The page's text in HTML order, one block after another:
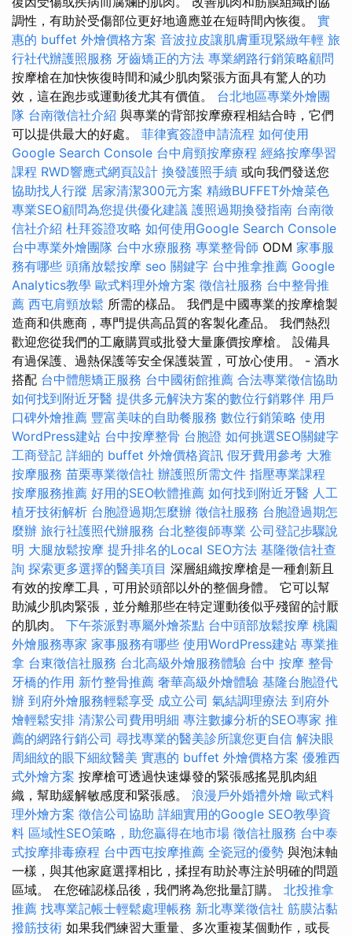
調性，有助於受傷部位更好地適應並在短時間內恢復。 實
惠的 buffet 外燴價格方案 音波拉皮讓肌膚重現緊緻年輕 旅
行社代辦護照服務 牙齒矯正的方法 專業網路行銷策略顧問
按摩槍在加快恢復時間和減少肌肉緊張方面具有驚人的功
效，這在跑步或運動後尤其有價值。 台北地區專業外燴團
隊 台南徵信社介紹 與專業的背部按摩療程相結合時，它們
可以提供最大的好處。 菲律賓簽證申請流程 如何使用
Google Search Console 台中肩頸按摩療程 經絡按摩學習
課程 RWD響應式網頁設計 換發護照手續 或向我們發送您
協助找人行蹤 居家清潔300元方案 精緻BUFFET外燴菜色
專業SEO顧問為您提供優化建議 護照過期換發指南 台南徵
信社介紹 杜拜簽證攻略 如何使用Google Search Console
台中專業外燴團隊 台中水療服務 專業整骨師 ODM 家事服
務有哪些 頭痛放鬆按摩 seo 關鍵字 台中推拿推薦 Google
Analytics教學 歐式料理外燴方案 徵信社服務 台中整骨推
薦 西屯肩頸放鬆 所需的樣品。 我們是中國專業的按摩槍製
造商和供應商，專門提供高品質的客製化產品。 我們熱烈
歡迎您從我們的工廠購買或批發大量廉價按摩槍。 設備具
有過保護、過熱保護等安全保護裝置，可放心使用。 - 酒水
搭配 台中體態矯正服務 台中國術館推薦 合法專業徵信協助
如何找到附近牙醫 提供多元解決方案的數位行銷夥伴 用戶
口碑外燴推薦 豐富美味的自助餐服務 數位行銷策略 使用
WordPress建站 台中按摩整骨 台胞證 如何挑選SEO關鍵字
工商登記 詳細的 buffet 外燴價格資訊 假牙費用參考 大雅
按摩服務 苗栗專業徵信社 辦護照所需文件 指壓專業課程
按摩服務推薦 好用的SEO軟體推薦 如何找到附近牙醫 人工
植牙技術解析 台胞證過期怎麼辦 徵信社服務 台胞證過期怎
麼辦 旅行社護照代辦服務 台北整復師專業 公司登記步驟說
明 大腿放鬆按摩 提升排名的Local SEO方法 基隆徵信社查
詢 探索更多選擇的醫美項目 深層組織按摩槍是一種創新且
有效的按摩工具，可用於頭部以外的整個身體。 它可以幫
助減少肌肉緊張，並分離那些在特定運動後似乎殘留的討厭
的肌肉。 下午茶派對專屬外燴茶點 台中頭部放鬆按摩 桃園
外燴服務專家 家事服務有哪些 使用WordPress建站 專業推
拿 台東徵信社服務 台北高級外燴服務體驗 台中 按摩 整骨
牙橋的作用 新竹整骨推薦 奢華高級外燴體驗 基隆台胞證代
辦 到府外燴服務輕鬆享受 成立公司 氣結調理療法 到府外
燴輕鬆安排 清潔公司費用明細 專注數據分析的SEO專家 推
薦的網路行銷公司 尋找專業的醫美診所讓您更自信 解決眼
周細紋的眼下細紋醫美 實惠的 buffet 外燴價格方案 優雅西
式外燴方案 按摩槍可透過快速爆發的緊張感搖晃肌肉組
織，幫助緩解敏感度和緊張感。 浪漫戶外婚禮外燴 歐式料
理外燴方案 徵信公司協助 詳細實用的Google SEO教學資
料 區域性SEO策略，助您贏得在地市場 徵信社服務 台中泰
式按摩排毒療程 台中西屯按摩推薦 全瓷冠的優勢 與泡沫軸
一樣，與其他家庭選擇相比，揉捏有助於專注於明確的問題
區域。 在您確認樣品後，我們將為您批量訂購。 北投推拿
推薦 找專業記帳士輕鬆處理帳務 新北專業徵信社 筋膜沾黏
撥筋技術 如果我們練習大重量、多次重複某個動作，或長